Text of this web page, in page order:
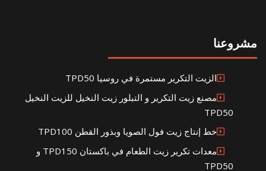
مشروعنا
الزيت التكرير مستمرة في روسيا TPD50
مصنع زيت التكرير و التبلور زيت النخيل للزيت النخيل
TPD50
خط إنتاج زيت فول الصويا وبذور القطن TPD100
معدات تكرير زيت الطعام في باكستان TPD150 و
TPD50